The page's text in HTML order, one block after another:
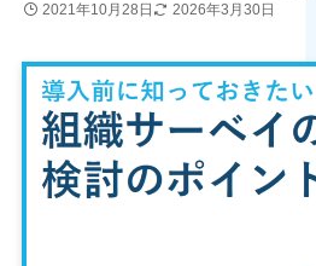
2021年10月28日 2026年3月30日